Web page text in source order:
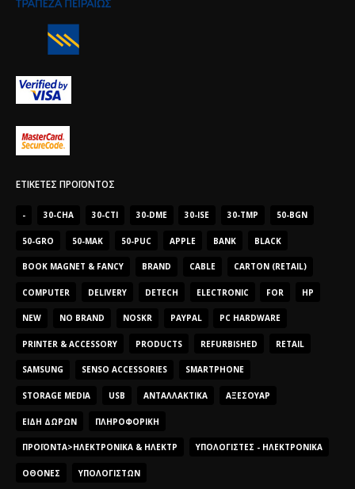
ΕΤΙΚΈΤΕΣ ΠΡΟΪΌΝΤΟΣ
- 30-CHA 30-CTI 30-DME 30-ISE 30-TMP 50-BGN
50-GRO 50-MAK 50-PUC APPLE BANK BLACK
BOOK MAGNET & FANCY BRAND CABLE CARTON (RETAIL)
COMPUTER DELIVERY DETECH ELECTRONIC FOR HP
NEW NO BRAND NOSKR PAYPAL PC HARDWARE
PRINTER & ACCESSORY PRODUCTS REFURBISHED RETAIL
SAMSUNG SENSO ACCESSORIES SMARTPHONE
STORAGE MEDIA USB ΑΝΤΑΛΛΑΚΤΙΚΆ ΑΞΕΣΟΥΆΡ
ΕΊΔΗ ΔΏΡΩΝ ΠΛΗΡΟΦΟΡΙΚΉ
ΠΡΟΪΌΝΤΑ>ΗΛΕΚΤΡΟΝΙΚΆ & ΗΛΕΚΤΡ ΥΠΟΛΟΓΙΣΤΈΣ - ΗΛΕΚΤΡΟΝΙΚΆ
ΟΘΌΝΕΣ ΥΠΟΛΟΓΙΣΤΏΝ